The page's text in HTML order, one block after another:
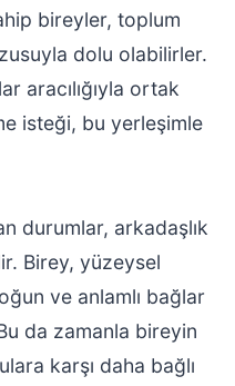
bireyler, toplum
dolu olabilirler.
aracılığıyla ortak
isteği, bu yerleşimle
durumlar, arkadaşlık
Birey, yüzeysel
ve anlamlı bağlar
da zamanla bireyin
karşı daha bağlı